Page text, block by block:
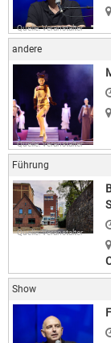
Quelle: Veranstalter
andere
Quelle: Veranstalter
Führung
Quelle: Veranstalter
Show